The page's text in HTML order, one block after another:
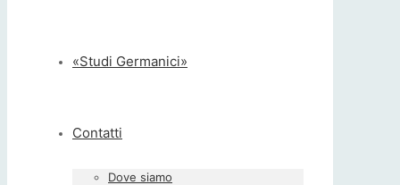
«Studi Germanici»
Contatti
Dove siamo